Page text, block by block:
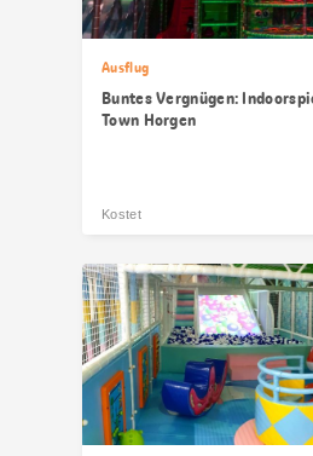
Ausflug
Buntes Vergnügen:
Town Horgen
Kostet